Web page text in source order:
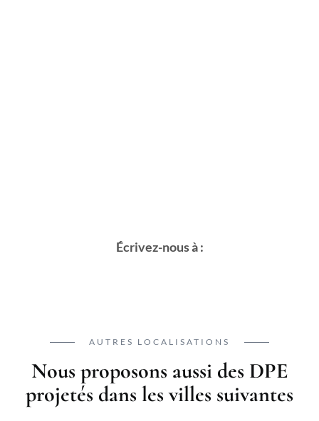
Écrivez-nous à :
AUTRES LOCALISATIONS
Nous proposons aussi des DPE
projetés dans les villes suivantes